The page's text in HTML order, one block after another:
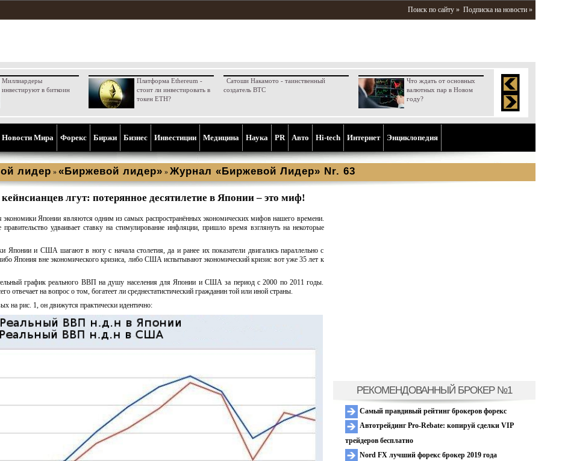
Поиск по сайту » Подписка на новости »
Миллиардеры
инвестируют в биткоин
Платформа Ethereum -
стоит ли инвестировать в
токен ETH?
Сатоши Накамото - таинственный
создатель BTC
Что ждать от основных
валютных пар в Новом
году?
Новости Мира Форекс Биржи Бизнес Инвестиции Медицина Наука PR Aвто Hi-tech Интернет Энциклопедия
лидер » «Биржевой лидер» » Журнал «Биржевой Лидер» Nr. 63
лгут: потерянное десятилетие в Японии – это миф!
экономики Японии являются одним из самых распространённых экономических мифов нашего времени.
удваивает ставку на стимулирование инфляции, пришло время взглянуть на некоторые
Японии и США шагают в ногу с начала столетия, да и ранее их показатели двигались параллельно с
Япония вне экономического кризиса, либо США испытывают экономический кризис вот уже 35 лет к
график реального ВВП на душу населения для Японии и США за период с 2000 по 2011 годы.
отвечает на вопрос о том, богатеет ли среднестатистический гражданин той или иной страны.
на рис. 1, он движутся практически идентично:
РЕКОМЕНДОВАННЫЙ БРОКЕР №1
Самый правдивый рейтинг брокеров форекс
Автотрейдинг Pro-Rebate: копируй сделки VIP
трейдеров бесплатно
Nord FX лучший форекс брокер 2019 года